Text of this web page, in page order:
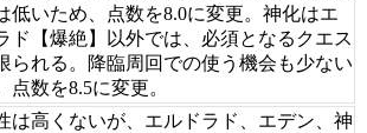
低いため、点数を8.0に変更。神化はエ
ド【爆絶】以外では、必須となるクエス
られる。降臨周回での使う機会も少ない
点数を8.5に変更。
は高くないが、エルドラド、エデン、神